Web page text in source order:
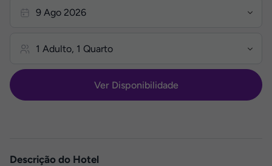
Ver Disponibilidade
Descrição do Hotel